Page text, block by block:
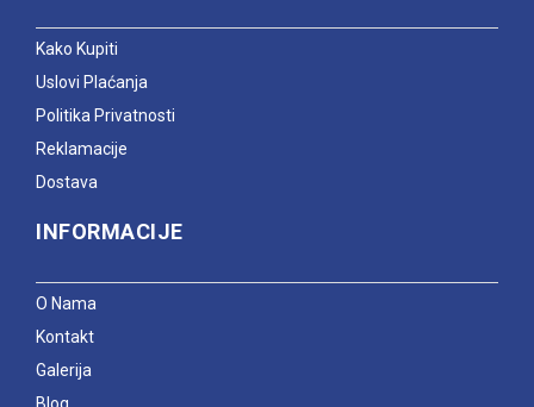
Kako Kupiti
Uslovi Plaćanja
Politika Privatnosti
Reklamacije
Dostava
INFORMACIJE
O Nama
Kontakt
Galerija